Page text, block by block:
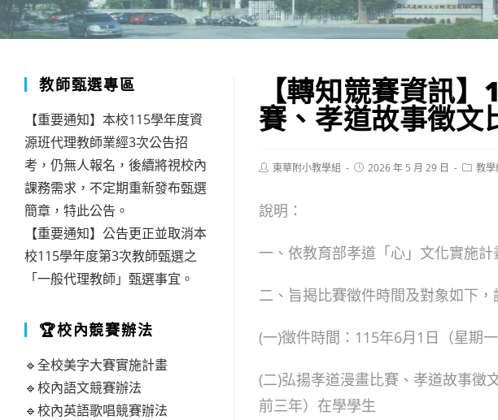
【轉知競賽資訊
賽、孝道故事徵文
Post東華附小教學組
Post2026 年 5 月 29 日
Post教學
說明：
一、依教育部孝道「心」文化實施計
二、旨揭比賽徵件時間及對象如下，
(一)徵件時間：115年6月1日（星期
(二)弘揚孝道漫畫比賽、孝道故事徵
前三年）在學學生
教師甄選專區
【重要通知】本校115學年度資
源班代理教師業經3次公告招
考，仍無人報名，後續將視校內
課務需求，不定期重新發布甄選
簡章，特此公告。
【重要通知】公告更正並取消本
校115學年度第3次教師甄選之
「一般代理教師」甄選事宜。
🏆校內競賽辦法
🔹全校美字大賽實施計畫
🔹校內語文競賽辦法
🔹校內英語歌唱競賽辦法